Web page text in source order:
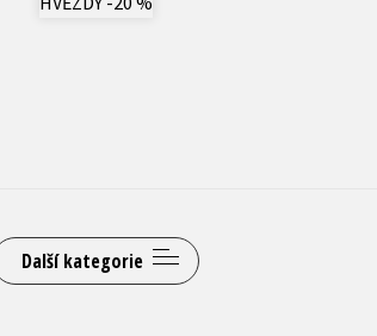
Předškoláci
Další kategorie